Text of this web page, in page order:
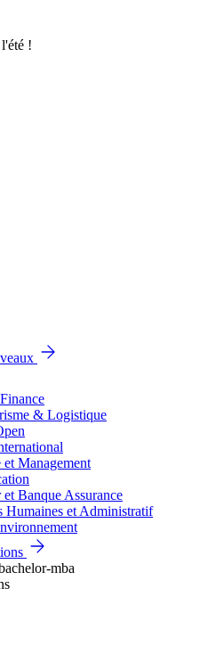
!
& Logistique
et Management
Banque Assurance
Humaines et Administratif